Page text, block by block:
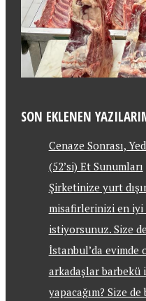
SON EKLENEN
Cenaze Sonrası,
(52’si) Et Sunumları
Şirketinize yurt
misafirlerinizi en iyi
istiyorsunuz. Size
İstanbul’da evimde
arkadaşlar barbekü
yapacağım? Size